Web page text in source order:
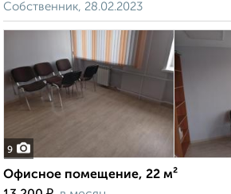
Собственник, 28.02.2023
9
Офисное помещение, 22 м²